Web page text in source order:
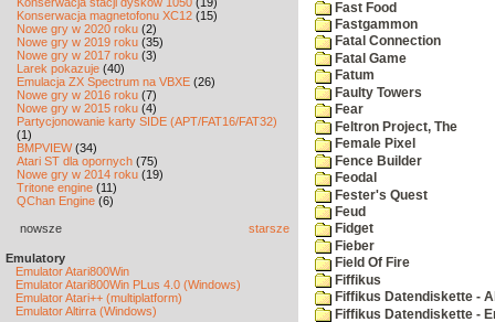
Konserwacja magnetofonu XC12 (15)
Nowe gry w 2020 roku (2)
Nowe gry w 2019 roku (35)
Nowe gry w 2017 roku (3)
Larek pokazuje (40)
Emulacja ZX Spectrum na VBXE (26)
Nowe gry w 2016 roku (7)
Nowe gry w 2015 roku (4)
Partycjonowanie karty SIDE (APT/FAT16/FAT32)
(1)
BMPVIEW(34)
Atari ST dla opornych (75)
Nowe gry w 2014 roku (19)
Tritone engine (11)
QChan Engine (6)
nowsze starsze
Emulatory
Emulator Atari800Win
Emulator Atari800Win PLus 4.0 (Windows)
Emulator Atari++ (multiplatform)
Emulator Altirra (Windows)
Fast Food
Fastgammon
Fatal Connection
Fatal Game
Fatum
Faulty Towers
Fear
Feltron Project, The
Female Pixel
Fence Builder
Feodal
Fester's Quest
Feud
Fidget
Fieber
Field Of Fire
Fiffikus
Fiffikus Datendiskette -
Fiffikus Datendiskette -